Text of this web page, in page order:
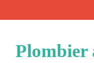
Plombier